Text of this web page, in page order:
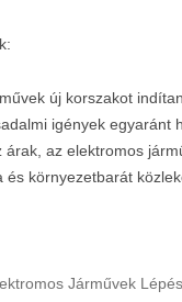
új korszakot
igények egyaránt
árak, az elektromos
és környezetbarát
Járművek